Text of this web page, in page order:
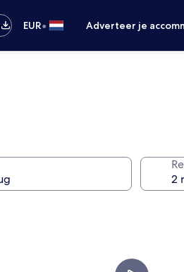
EUR• Adverteer je